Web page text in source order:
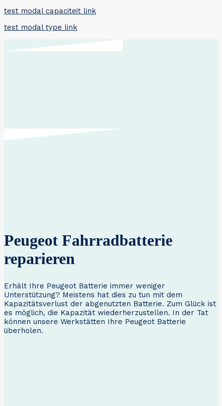
test modal capaciteit link
test modal type link
Peugeot Fahrradbatterie
reparieren
Erhält Ihre Peugeot Batterie immer weniger
Unterstützung? Meistens hat dies zu tun mit dem
Kapazitätsverlust der abgenutzten Batterie. Zum Glück ist
es möglich, die Kapazität wiederherzustellen. In der Tat
können unsere Werkstätten Ihre Peugeot Batterie
überholen.